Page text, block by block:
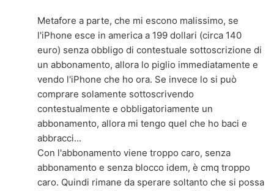
Metafore a parte, che mi escono malissimo, se
l'iPhone esce in america a 199 dollari (circa 140
euro) senza obbligo di contestuale sottoscrizione di
un abbonamento, allora lo piglio immediatamente e
vendo l'iPhone che ho ora. Se invece lo si può
comprare solamente sottoscrivendo
contestualmente e obbligatoriamente un
abbonamento, allora mi tengo quel che ho baci e
abbracci...
Con l'abbonamento viene troppo caro, senza
abbonamento e senza blocco idem, è cmq troppo
caro. Quindi rimane da sperare soltanto che si possa